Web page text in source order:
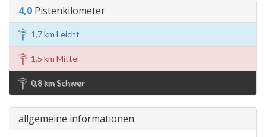
4,0 Pistenkilometer
1,7 km Leicht
1,5 km Mittel
0,8 km Schwer
allgemeine informationen